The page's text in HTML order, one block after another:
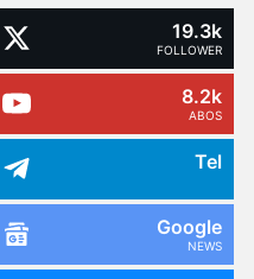
19.3k
FOLLOWER
8.2k
ABOS
Tel
Google
NEWS